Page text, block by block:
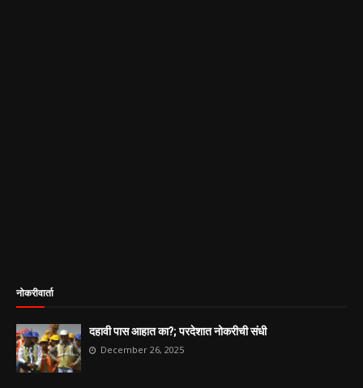
नोकरीवार्ता
दहावी पास आहात का?; परदेशात नोकरीची संधी
December 26, 2025